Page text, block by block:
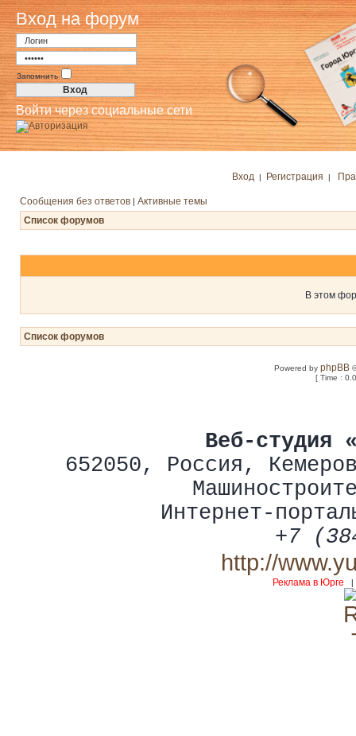
Вход на форум
Запомнить
Войти через социальные сети
Вход | Регистрация |
Сообщения без ответов | Активные темы
Список форумов
В этом
Список форумов
Powered byphpBB
[ Time :
Веб-студия
652050, Россия ,
Интернет-
+7
http://
Реклама в Юрге